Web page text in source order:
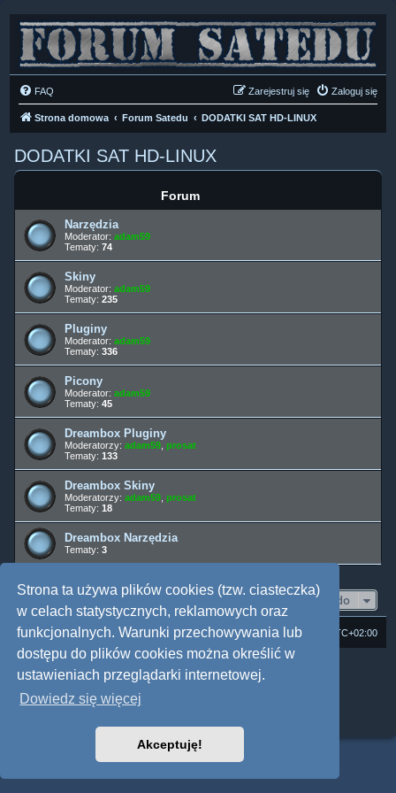
Strona ta używa plików cookies (tzw. ciasteczka)
w celach statystycznych, reklamowych oraz
funkcjonalnych. Warunki przechowywania lub
dostępu do plików cookies można określić w
ustawieniach przeglądarki internetowej.
Dowiedz się więcej
Akceptuję!
FAQ Zaloguj się
Zarejestruj się
Strona domowa Forum Satedu DODATKI SAT HD-LINUX
DODATKI SAT HD-LINUX
Forum
Narzędzia
Moderator: adam59
Tematy: 74
Skiny
Moderator: adam59
Tematy: 235
Pluginy
Moderator: adam59
Tematy: 336
Picony
Moderator: adam59
Tematy: 45
Dreambox Pluginy
Moderatorzy: adam59 prosat
Tematy: 133
Dreambox Skiny
Moderatorzy: adam59 prosat
Tematy: 18
Dreambox Narzędzia
Tematy: 3
Przejdź do
Strona domowa Forum Satedu Strefa czasowa UTC+02:00
Technologię dostarcza
Polski pakiet językowy dostarczaphpBB.pl
Style: Multi Design by Joyce&Luna
Zasady ochrony danych osobowych